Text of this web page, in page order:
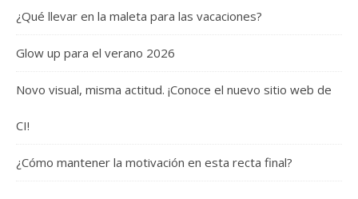
¿Qué llevar en la maleta para las vacaciones?
Glow up para el verano 2026
Novo visual, misma actitud. ¡Conoce el nuevo sitio web de
CI!
¿Cómo mantener la motivación en esta recta final?